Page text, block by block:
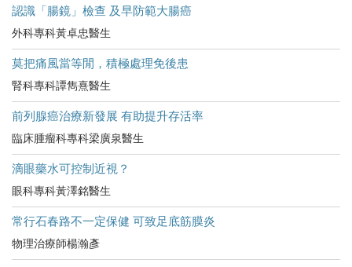
認識「腸鏡」檢查 及早防範大腸癌
外科專科黃卓忠醫生
莫把痛風當等閒，積極處理免後患
腎科專科譚雋熹醫生
前列腺癌治療新發展 有助提升存活率
臨床腫瘤科專科梁廣泉醫生
滴眼藥水可控制近視？
眼科專科黃澤銘醫生
常行石春路不一定保健 可致足底筋膜炎
物理治療師楊瀚彥